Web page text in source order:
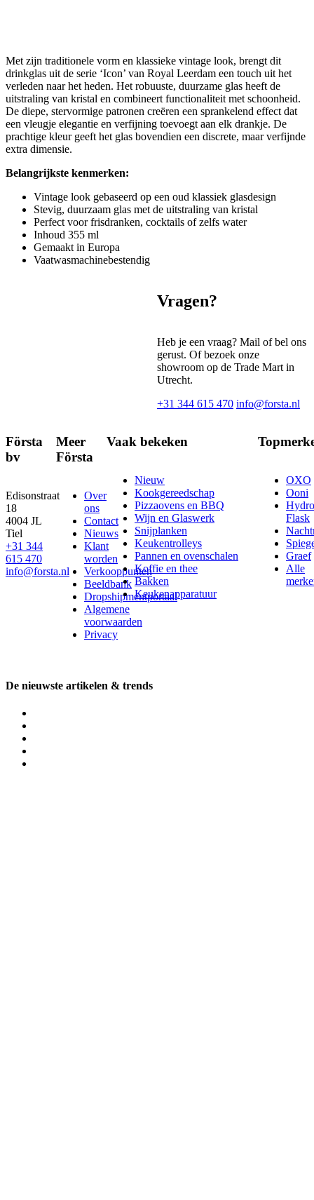
Met zijn traditionele vorm en klassieke vintage look, brengt dit
drinkglas uit de serie ‘Icon’ van Royal Leerdam een touch uit het
verleden naar het heden. Het robuuste, duurzame glas heeft de
uitstraling van kristal en combineert functionaliteit met schoonheid.
De diepe, stervormige patronen creëren een sprankelend effect dat
een vleugje elegantie en verfijning toevoegt aan elk drankje. De
prachtige kleur geeft het glas bovendien een discrete, maar verfijnde
extra dimensie.
Belangrijkste kenmerken:
Vintage look gebaseerd op een oud klassiek glasdesign
Stevig, duurzaam glas met de uitstraling van kristal
Perfect voor frisdranken, cocktails of zelfs water
Inhoud 355 ml
Gemaakt in Europa
Vaatwasmachinebestendig
Vragen?
Heb je een vraag? Mail of bel ons
gerust. Of bezoek onze
showroom op de Trade Mart in
Utrecht.
+31 344 615 470 info@forsta.nl
Första
bv
Edisonstraat
18
4004 JL
Tiel
+31 344
615 470
info@forsta.nl
Meer
Första
Over
ons
Contact
Nieuws
Klant
worden
Verkooppunten
Beeldbank
Dropshipmentportaal
Algemene
voorwaarden
Privacy
Vaak bekeken
Nieuw
Kookgereedschap
Pizzaovens en BBQ
Wijn en Glaswerk
Snijplanken
Keukentrolleys
Pannen en ovenschalen
Koffie en thee
Bakken
Keukenapparatuur
OXO
Ooni
Hydro
Flask
Graef
Alle
De nieuwste artikelen & trends